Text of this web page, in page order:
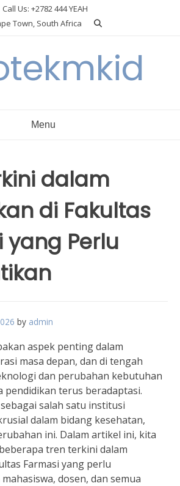
Call Us: +2782 444 YEAH
Town, South Africa
Menu
dalam
di Fakultas
yang Perlu
by admin
aspek penting dalam
masa depan, dan di tengah
dan perubahan kebutuhan
pendidikan terus beradaptasi.
salah satu institusi
dalam bidang kesehatan,
ini. Dalam artikel ini, kita
tren terkini dalam
Farmasi yang perlu
dosen, dan semua